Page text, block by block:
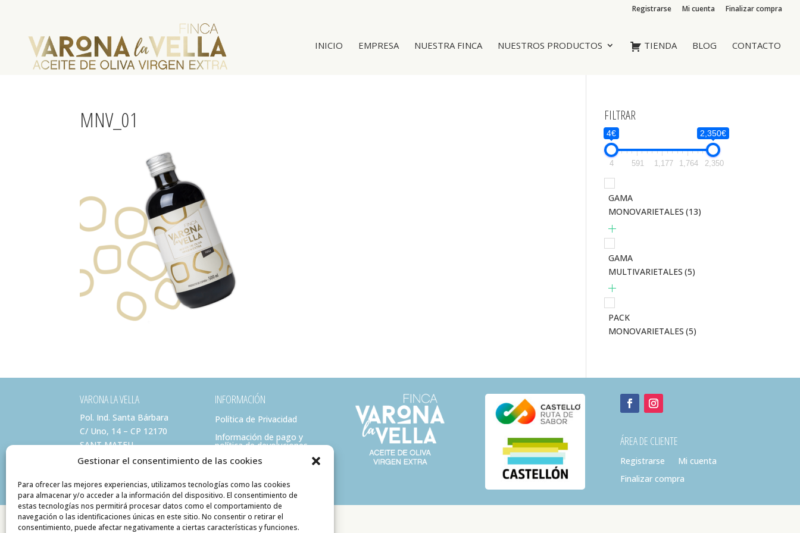
Gestionar el consentimiento de las cookies
Para ofrecer las mejores experiencias, utilizamos tecnologías como las cookies
para almacenar y/o acceder a la información del dispositivo. El consentimiento de
estas tecnologías nos permitirá procesar datos como el comportamiento de
navegación o las identificaciones únicas en este sitio. No consentir o retirar el
consentimiento, puede afectar negativamente a ciertas características y funciones.
Registrarse Mi cuenta Finalizar compra
INICIO EMPRESA NUESTRA FINCA NUESTROS PRODUCTOS TIENDA BLOG CONTACTO
MNV_01 FILTRAR
4€ 2,350€
4 591 1,177 1,764 2,350
GAMA
MONOVARIETALES (13)
GAMA
MULTIVARIETALES (5)
PACK
MONOVARIETALES (5)
VARONA LA VELLA
Pol. Ind. Santa Bárbara
C/ Uno, 14 – CP 12170
SANT MATEU
(Castellón)
INFORMACIÓN
Política de Privacidad
Información de pago y
política de devoluciones ÁREA DE CLIENTE
Registrarse
Mi cuenta
Finalizar compra